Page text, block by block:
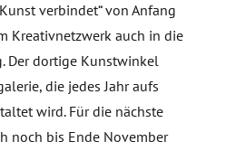
verbindet“ von Anfang
Kreativnetzwerk auch in die
Der dortige Kunstwinkel
die jedes Jahr aufs
wird. Für die nächste
noch bis Ende November